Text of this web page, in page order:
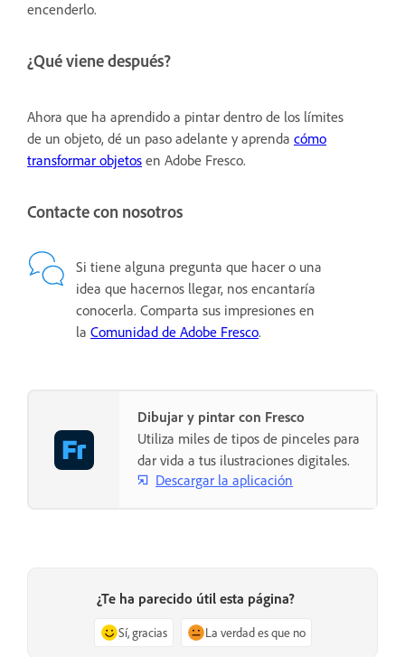
encenderlo.
¿Qué viene después?
Ahora que ha aprendido a pintar dentro de los límites
de un objeto, dé un paso adelante y aprenda cómo
transformar objetos en Adobe Fresco.
Contacte con nosotros
Si tiene alguna pregunta que hacer o una
idea que hacernos llegar, nos encantaría
conocerla. Comparta sus impresiones en
la Comunidad de Adobe Fresco.
Dibujar y pintar con Fresco
Utiliza miles de tipos de pinceles para
dar vida a tus ilustraciones digitales.
Descargar la aplicación
¿Te ha parecido útil esta página?
Sí, gracias La verdad es que no